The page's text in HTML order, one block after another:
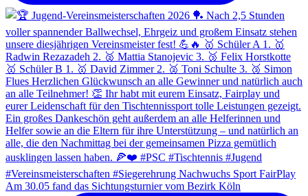
Am 30.05 fand das Sichtungsturnier vom Bezirk Köln